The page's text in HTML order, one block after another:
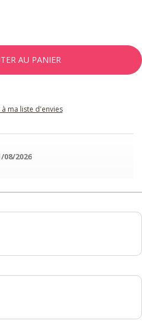
AU PANIER
ma liste d'envies
08/2026